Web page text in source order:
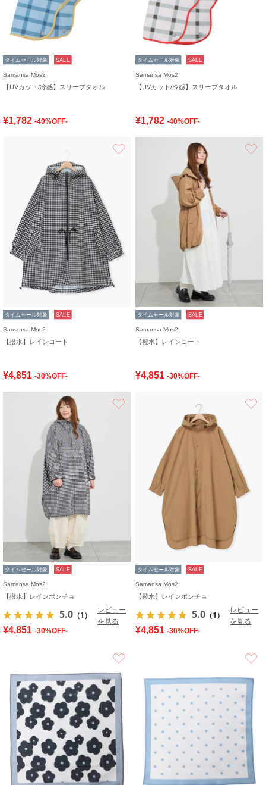
タイムセール対象 SALE
Samansa Mos2
【UVカット/冷感】スリーブタオル
¥1,782 -40%OFF-
タイムセール対象 SALE
Samansa Mos2
【UVカット/冷感】スリーブタオル
¥1,782 -40%OFF-
タイムセール対象 SALE
Samansa Mos2
【撥水】レインコート
¥4,851 -30%OFF-
タイムセール対象 SALE
Samansa Mos2
【撥水】レインコート
¥4,851 -30%OFF-
タイムセール対象 SALE
Samansa Mos2
【撥水】レインポンチョ
5.0 （1）
レビュー
を見る
¥4,851 -30%OFF-
タイムセール対象 SALE
Samansa Mos2
【撥水】レインポンチョ
5.0 （1）
レビュー
を見る
¥4,851 -30%OFF-